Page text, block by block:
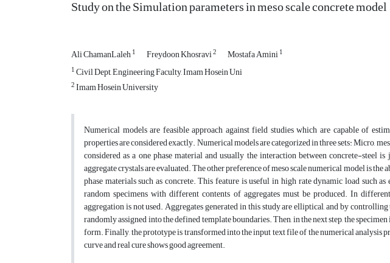
Study on the Simulation parameters in meso scale concrete model
Ali ChamanLaleh1 Freydoon Khosravi2 Mostafa Amini1
1Civil Dept, Engineering Faculty, Imam Hosein Uni
2Imam Hosein University
Numerical models are feasible approach against field studies which are capable of
properties are considered exactly. Numerical models are categorized in three sets: Micro,
considered as a one phase material and usually the interaction between concrete-steel
aggregate crystals are evaluated. The other preference of meso scale numerical model is
phase materials such as concrete. This feature is useful in high rate dynamic load such
random specimens with different contents of aggregates must be produced. In
aggregation is not used. Aggregates generated in this study are elliptical, and by
randomly assigned into the defined template boundaries. Then, in the next step, the
form. Finally, the prototype is transformed into the input text file of the numerical analysis
curve and real cure shows good agreement.